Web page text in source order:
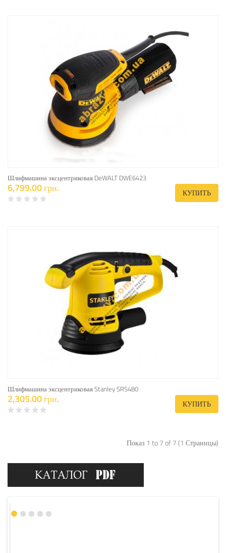
Шлифмашина эксцентриковая DeWALT DWE6423
6,799.00 грн. КУПИТЬ
Шлифмашина эксцентриковая Stanley SRS480
2,305.00 грн. КУПИТЬ
Показ 1 to 7 of 7 (1 Страницы)